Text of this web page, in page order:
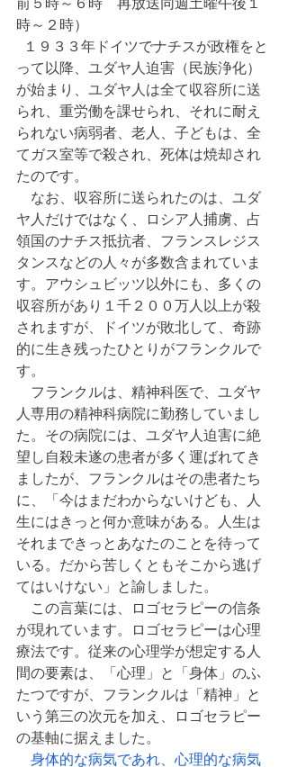
前５時～６時　再放送同週土曜午後１
時～２時）
って以降、ユダヤ人迫害（民族浄化）
が始まり、ユダヤ人は全て収容所に送
られ、重労働を課せられ、それに耐え
られない病弱者、老人、子どもは、全
てガス室等で殺され、死体は焼却され
たのです。
なお、収容所に送られたのは、ユダ
ヤ人だけではなく、ロシア人捕虜、占
領国のナチス抵抗者、フランスレジス
タンスなどの人々が多数含まれていま
す。アウシュビッツ以外にも、多くの
収容所があり１千２００万人以上が殺
されますが、ドイツが敗北して、奇跡
的に生き残ったひとりがフランクルで
す。
フランクルは、精神科医で、ユダヤ
人専用の精神科病院に勤務していまし
た。その病院には、ユダヤ人迫害に絶
望し自殺未遂の患者が多く運ばれてき
ましたが、フランクルはその患者たち
に、「今はまだわからないけども、人
生にはきっと何か意味がある。人生は
それまできっとあなたのことを待って
いる。だから苦しくともそこから逃げ
てはいけない」と諭しました。
この言葉には、ロゴセラピーの信条
が現れています。ロゴセラピーは心理
療法です。従来の心理学が想定する人
間の要素は、「心理」と「身体」のふ
たつですが、フランクルは「精神」と
いう第三の次元を加え、ロゴセラピー
の基軸に据えました。
身体的な病気であれ、心理的な病気